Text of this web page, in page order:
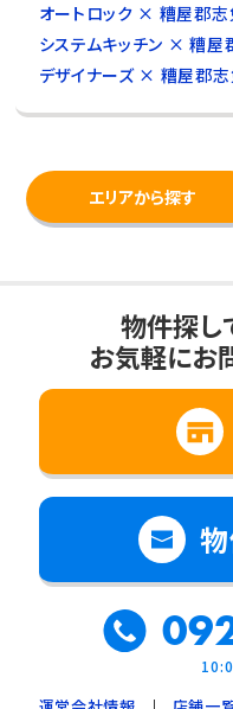
オートロック × 糟屋郡
システムキッチン × 糟屋
デザイナーズ × 糟屋郡
エリアから探す
物件探し
お気軽にお